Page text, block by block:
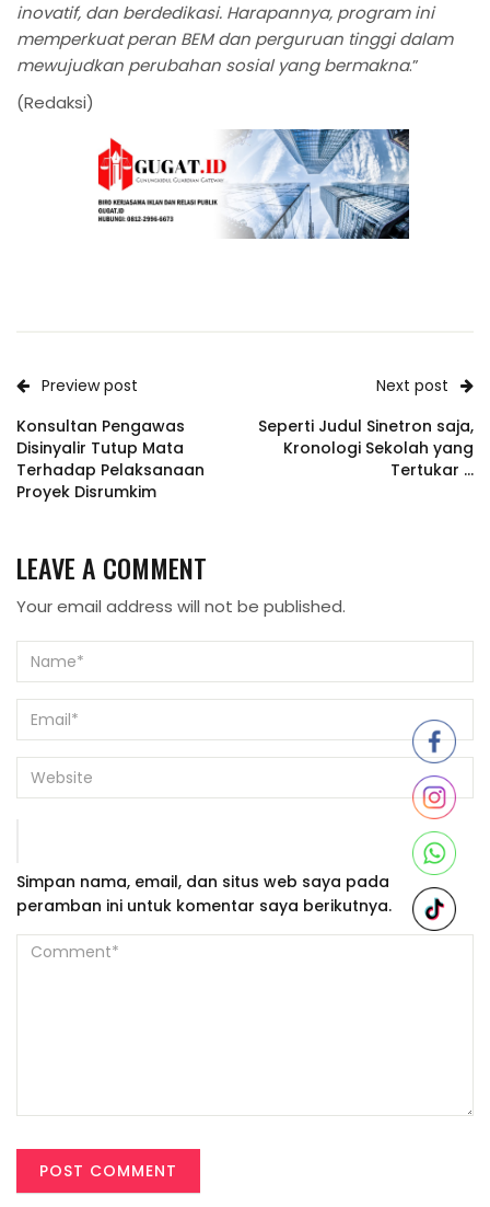
inovatif, dan berdedikasi. Harapannya, program ini
memperkuat peran BEM dan perguruan tinggi dalam
mewujudkan perubahan sosial yang bermakna.”
(Redaksi)
Preview post
Konsultan Pengawas
Disinyalir Tutup Mata
Terhadap Pelaksanaan
Proyek Disrumkim
Next post
Seperti Judul Sinetron saja,
Kronologi Sekolah yang
Tertukar …
LEAVE A COMMENT
Your email address will not be published.
Simpan nama, email, dan situs web saya pada
peramban ini untuk komentar saya berikutnya.